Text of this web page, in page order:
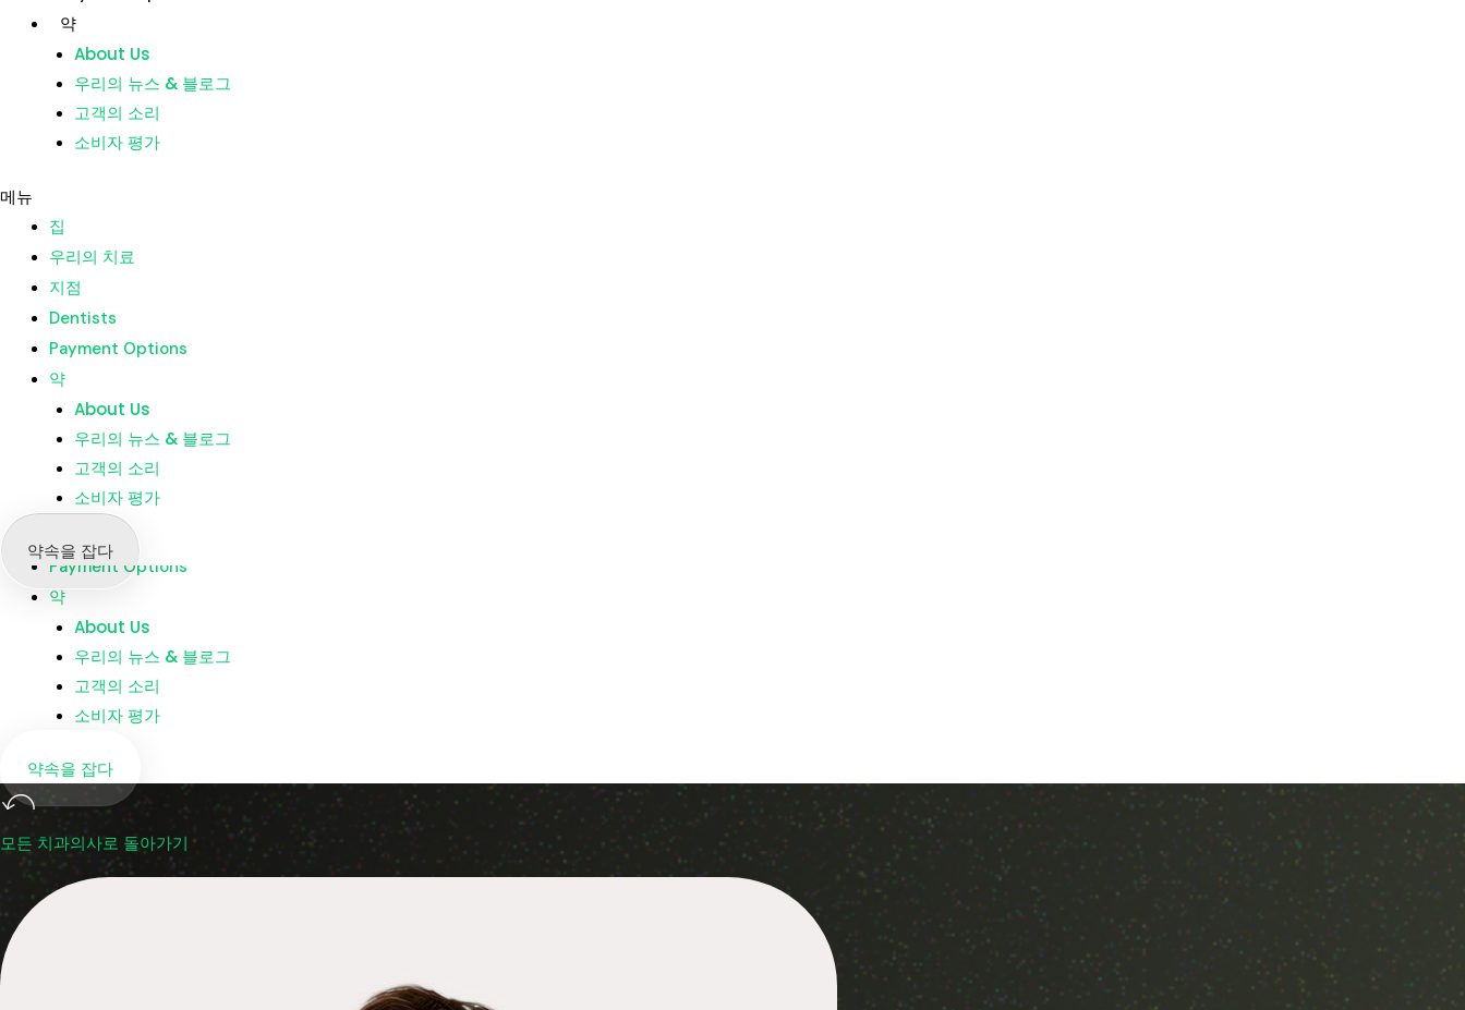
뛰
집
우리의 치료
지점
약
About Us
우리의 뉴스 & 블로그
고객의 소리
소비자 평가
집
우리의 치료
지점
Payment Options
약
About Us
우리의 뉴스 & 블로그
고객의 소리
소비자 평가
약속을 잡다
약
About Us
우리의 뉴스 & 블로그
고객의 소리
소비자 평가
메뉴
집
우리의 치료
지점
Dentists
Payment Options
약
About Us
우리의 뉴스 & 블로그
고객의 소리
소비자 평가
약속을 잡다
모든 치과의사로 돌아가기